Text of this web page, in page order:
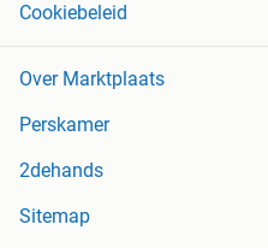
Cookiebeleid
Over Marktplaats
Perskamer
2dehands
Sitemap